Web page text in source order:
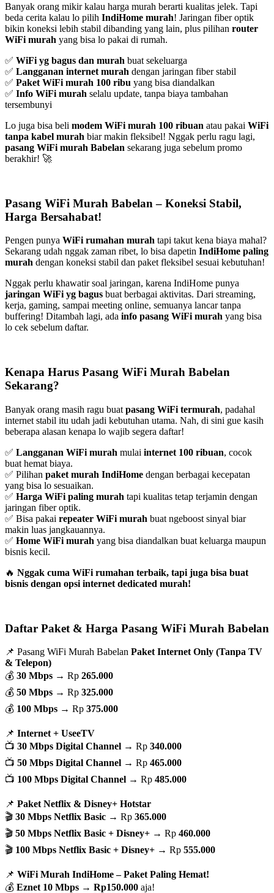
Banyak orang mikir kalau harga murah berarti kualitas jelek. Tapi
beda cerita kalau lo pilih IndiHome murah! Jaringan fiber optik
bikin koneksi lebih stabil dibanding yang lain, plus pilihan router
WiFi murah yang bisa lo pakai di rumah.
✅ WiFi yg bagus dan murah buat sekeluarga
✅ Langganan internet murah dengan jaringan fiber stabil
✅ Paket WiFi murah 100 ribu yang bisa diandalkan
✅ Info WiFi murah selalu update, tanpa biaya tambahan
tersembunyi
Lo juga bisa beli modem WiFi murah 100 ribuan atau pakai WiFi
tanpa kabel murah biar makin fleksibel! Nggak perlu ragu lagi,
pasang WiFi murah Babelan sekarang juga sebelum promo
berakhir! 🚀
Pasang WiFi Murah Babelan – Koneksi Stabil,
Harga Bersahabat!
Pengen punya WiFi rumahan murah tapi takut kena biaya mahal?
Sekarang udah nggak zaman ribet, lo bisa dapetin IndiHome paling
murah dengan koneksi stabil dan paket fleksibel sesuai kebutuhan!
Nggak perlu khawatir soal jaringan, karena IndiHome punya
jaringan WiFi yg bagus buat berbagai aktivitas. Dari streaming,
kerja, gaming, sampai meeting online, semuanya lancar tanpa
buffering! Ditambah lagi, ada info pasang WiFi murah yang bisa
lo cek sebelum daftar.
Kenapa Harus Pasang WiFi Murah Babelan
Sekarang?
Banyak orang masih ragu buat pasang WiFi termurah, padahal
internet stabil itu udah jadi kebutuhan utama. Nah, di sini gue kasih
beberapa alasan kenapa lo wajib segera daftar!
✅ Langganan WiFi murah mulai internet 100 ribuan, cocok
buat hemat biaya.
✅ Pilihan paket murah IndiHome dengan berbagai kecepatan
yang bisa lo sesuaikan.
✅ Harga WiFi paling murah tapi kualitas tetap terjamin dengan
jaringan fiber optik.
✅ Bisa pakai repeater WiFi murah buat ngeboost sinyal biar
makin luas jangkauannya.
✅ Home WiFi murah yang bisa diandalkan buat keluarga maupun
bisnis kecil.
🔥 Nggak cuma WiFi rumahan terbaik, tapi juga bisa buat
bisnis dengan opsi internet dedicated murah!
Daftar Paket & Harga Pasang WiFi Murah Babelan
📌 Pasang WiFi Murah Babelan Paket Internet Only (Tanpa TV
& Telepon)
💰 30 Mbps → Rp 265.000
💰 50 Mbps → Rp 325.000
💰 100 Mbps → Rp 375.000
📌 Internet + UseeTV
📺 30 Mbps Digital Channel → Rp 340.000
📺 50 Mbps Digital Channel → Rp 465.000
📺 100 Mbps Digital Channel → Rp 485.000
📌 Paket Netflix & Disney+ Hotstar
🎬 30 Mbps Netflix Basic → Rp 365.000
🎬 50 Mbps Netflix Basic + Disney+ → Rp 460.000
🎬 100 Mbps Netflix Basic + Disney+ → Rp 555.000
📌 WiFi Murah IndiHome – Paket Paling Hemat!
💰 Eznet 10 Mbps → Rp150.000 aja!